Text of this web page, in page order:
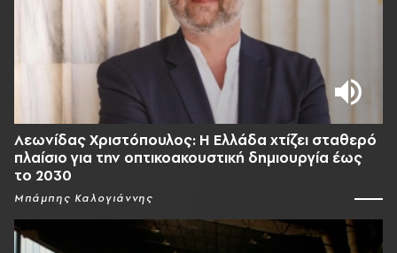
Λεωνίδας Χριστόπουλος: Η Ελλάδα χτίζει σταθερό
πλαίσιο για την οπτικοακουστική δημιουργία έως
το 2030
Μπάμπης Καλογιάννης